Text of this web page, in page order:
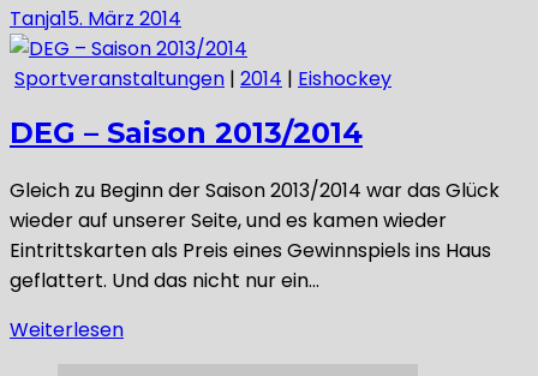
Tanja15. März 2014
Sportveranstaltungen | 2014 | Eishockey
DEG – Saison 2013/2014
Gleich zu Beginn der Saison 2013/2014 war das Glück
wieder auf unserer Seite, und es kamen wieder
Eintrittskarten als Preis eines Gewinnspiels ins Haus
geflattert. Und das nicht nur ein…
Weiterlesen